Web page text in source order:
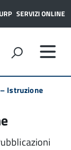
URP SERVIZI ONLINE
Istruzione